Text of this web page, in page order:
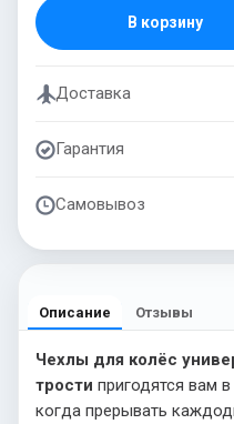
В корзину
Доставка
Гарантия
Самовывоз
Описание Отзывы
Чехлы для колёс
трости пригодятся вам
когда прерывать